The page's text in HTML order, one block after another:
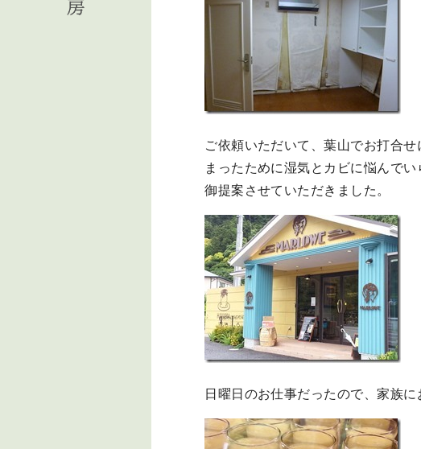
ご依頼いただいて、葉山でお打合
まったために湿気とカビに悩んで
御提案させていただきました。
日曜日のお仕事だったので、家族